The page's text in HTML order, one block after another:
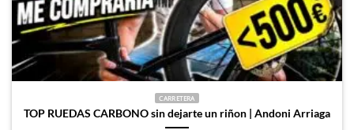
CARRETERA
TOP RUEDAS CARBONO sin dejarte un riñon | Andoni Arriaga